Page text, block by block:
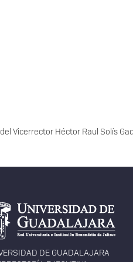
Vicerrector Héctor Raul Solís
del portal
DE GUADALAJARA